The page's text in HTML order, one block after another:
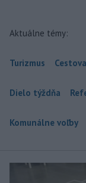
Aktuálne témy:
Turizmus
Dielo týždňa
Komunálne voľby